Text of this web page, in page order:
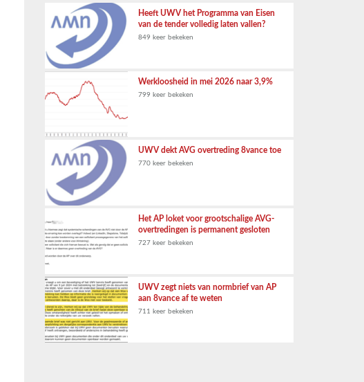
Heeft UWV het Programma van Eisen
van de tender volledig laten vallen?
849 keer bekeken
Werkloosheid in mei 2026 naar 3,9%
799 keer bekeken
UWV dekt AVG overtreding 8vance toe
770 keer bekeken
Het AP loket voor grootschalige AVG-
overtredingen is permanent gesloten
727 keer bekeken
UWV zegt niets van normbrief van AP
aan 8vance af te weten
711 keer bekeken